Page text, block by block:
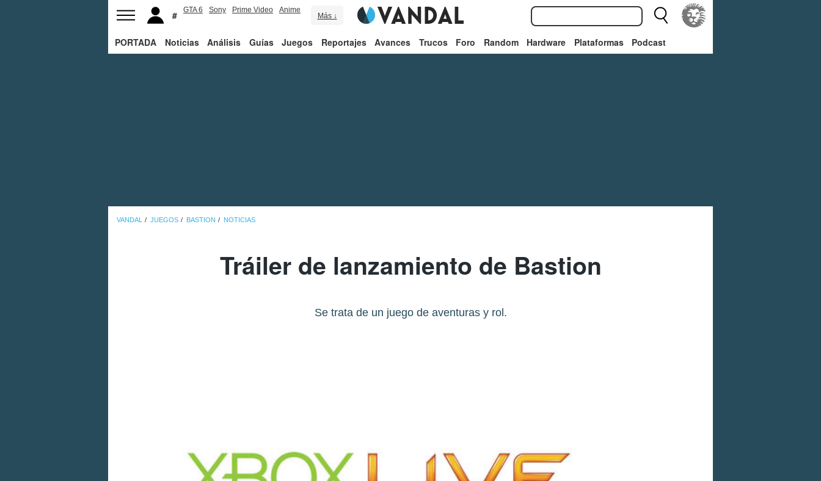
GTA 6 Sony Prime Video Anime
Más ↓
PORTADA Noticias Análisis Guías Juegos Reportajes Avances Trucos Foro Random Hardware Plataformas Podcast
VANDAL JUEGOS BASTION NOTICIAS
Tráiler de lanzamiento de Bastion
Se trata de un juego de aventuras y rol.